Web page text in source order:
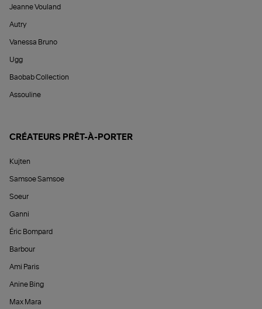
Jeanne Vouland
Autry
Vanessa Bruno
Ugg
Baobab Collection
Assouline
CRÉATEURS PRÊT-À-PORTER
Kujten
Samsoe Samsoe
Soeur
Ganni
Éric Bompard
Barbour
Ami Paris
Anine Bing
Max Mara